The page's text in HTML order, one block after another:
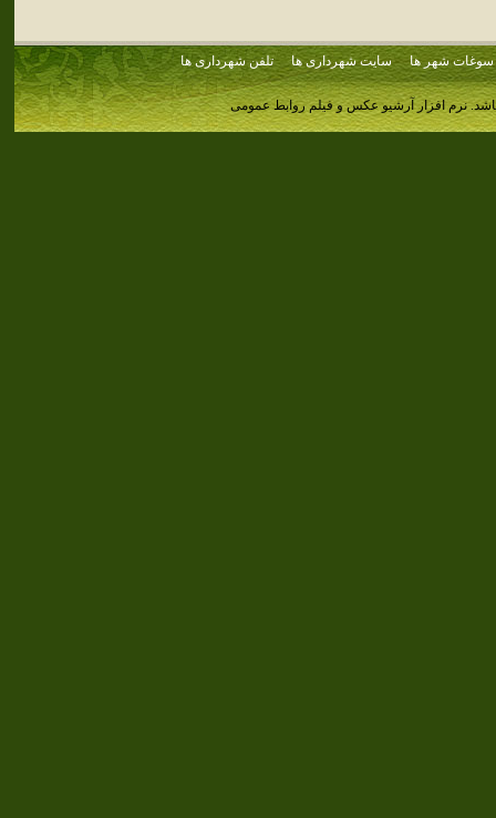
سوغات شهر ها سایت شهرداری ها تلفن شهرداری ها
نرم افزار آرشیو عکس و فیلم روابط عمومی